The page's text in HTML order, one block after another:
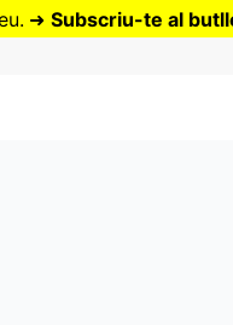
➜ Subscriu-te al